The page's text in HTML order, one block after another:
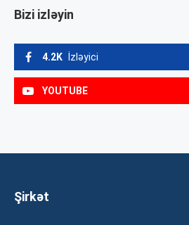
Bizi izləyin
4.2K İzləyici
YOUTUBE
Şirkət